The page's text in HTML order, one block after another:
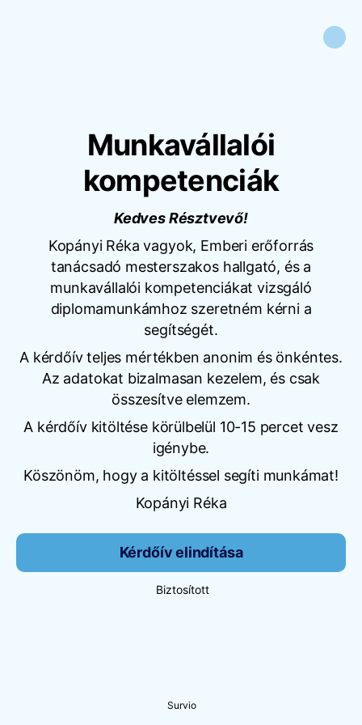
Munkavállalói
kompetenciák
Kedves Résztvevő!
Kopányi Réka vagyok, Emberi erőforrás
tanácsadó mesterszakos hallgató, és a
munkavállalói kompetenciákat vizsgáló
diplomamunkámhoz szeretném kérni a
segítségét.
A kérdőív teljes mértékben anonim és önkéntes.
Az adatokat bizalmasan kezelem, és csak
összesítve elemzem.
A kérdőív kitöltése körülbelül 10-15 percet vesz
igénybe.
Köszönöm, hogy a kitöltéssel segíti munkámat!
Kopányi Réka
Kérdőív elindítása
Biztosított
Survio